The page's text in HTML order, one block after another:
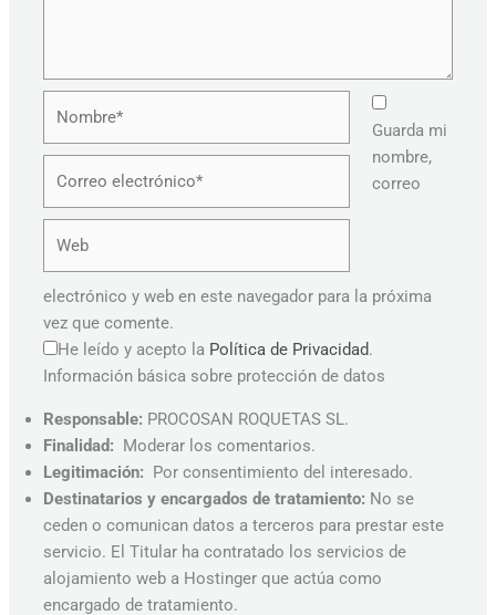
Guarda mi
nombre,
correo
electrónico y web en este navegador para la próxima
vez que comente.
He leído y acepto la Política de Privacidad.
Información básica sobre protección de datos
Responsable: PROCOSAN ROQUETAS SL.
Finalidad: Moderar los comentarios.
Legitimación: Por consentimiento del interesado.
Destinatarios y encargados de tratamiento: No se
ceden o comunican datos a terceros para prestar este
servicio. El Titular ha contratado los servicios de
alojamiento web a Hostinger que actúa como
encargado de tratamiento.